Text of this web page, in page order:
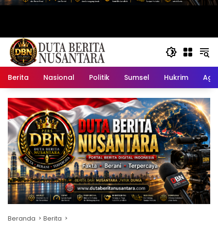
Berita Nasional Politik Sumsel Hukrim
Beranda Berita